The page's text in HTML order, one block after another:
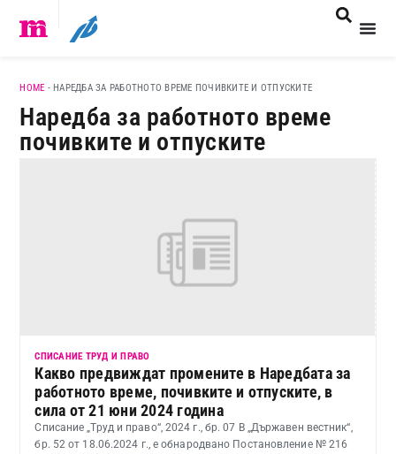
HOME -НАРЕДБА ЗА РАБОТНОТО ВРЕМЕ ПОЧИВКИТЕ И ОТПУСКИТЕ
Наредба за работното време
почивките и отпуските
СПИСАНИЕ ТРУД И ПРАВО
Какво предвиждат промените в Наредбата за
работното време, почивките и отпуските, в
сила от 21 юни 2024 година
Списание „Труд и право“, 2024 г., бр. 07 В „Държавен вестник“,
бр. 52 от 18.06.2024 г., е обнародвано Постановление № 216